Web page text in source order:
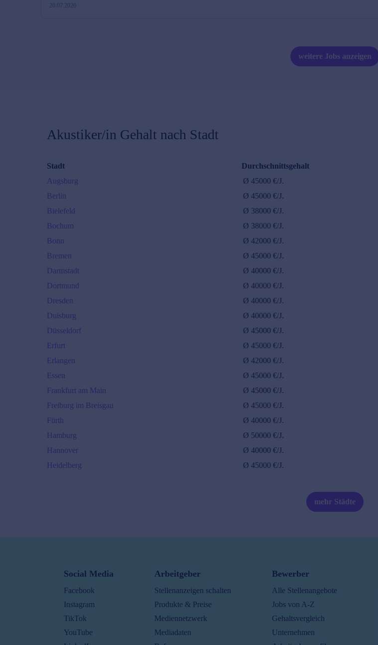
20.07.2026
weitere Jobs anzeigen
Akustiker/in Gehalt nach Stadt
Stadt Durchschnittsgehalt
Augsburg
Ø45000 €/J.
Berlin
Ø45000 €/J.
Bielefeld
Ø 38000 €/J.
Bochum
Ø 38000 €/J.
Bonn
Ø42000 €/J.
Bremen
Ø45000 €/J.
Darmstadt
Ø40000 €/J.
Dortmund
Ø40000 €/J.
Dresden
Ø40000 €/J.
Duisburg
Ø40000 €/J.
Düsseldorf
Ø45000 €/J.
Erfurt
Ø45000 €/J.
Erlangen
Ø42000 €/J.
Essen
Ø45000 €/J.
Frankfurt am Main
Ø45000 €/J.
Freiburg im Breisgau
Ø45000 €/J.
Fürth
Ø40000 €/J.
Hamburg
Ø 50000 €/J.
Hannover
Ø40000 €/J.
Heidelberg
Ø45000 €/J.
24000
Leipzig
45000€/J.
mehr Städte
Social Media
Facebook
Instagram
TikTok
YouTube
Arbeitgeber
Stellenanzeigen schalten
Produkte & Preise
Mediennetzwerk
Mediadaten
Bewerber
Alle Stellenangebote
Jobs von A-Z
Gehaltsvergleich
Unternehmen